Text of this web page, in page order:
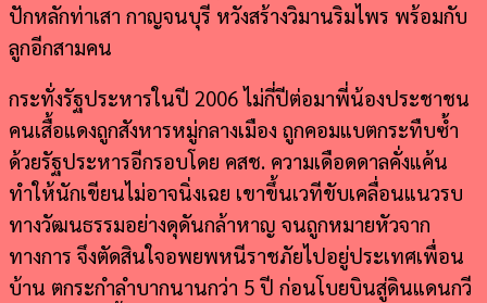
ปักหลักท่าเสา กาญจนบุรี หวังสร้างวิมานริมไพร พร้อมกับ
ลูกอีกสามคน
กระทั่งรัฐประหารในปี 2006 ไม่กี่ปีต่อมาพี่น้องประชาชน
คนเสื้อแดงถูกสังหารหมู่กลางเมือง ถูกคอมแบตกระทืบซ้ำ
ด้วยรัฐประหารอีกรอบโดย คสช. ความเดือดดาลคั่งแค้น
ทำให้นักเขียนไม่อาจนิ่งเฉย เขาขึ้นเวทีขับเคลื่อนแนวรบ
ทางวัฒนธรรมอย่างดุดันกล้าหาญ จนถูกหมายหัวจาก
ทางการ จึงตัดสินใจอพยพหนีราชภัยไปอยู่ประเทศเพื่อน
บ้าน ตกระกำลำบากนานกว่า 5 ปี ก่อนโบยบินสู่ดินแดนกวี